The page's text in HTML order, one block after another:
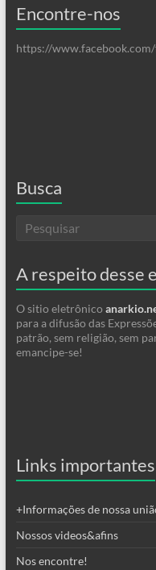
Encontre-nos
https://
Busca
A respeito desse
O sitio eletrônico
para a difusão das
patrão, sem religião, sem
emancipe-se!
Links importantes
+Informações de nossa
Nossos videos&afins
Nos encontre!